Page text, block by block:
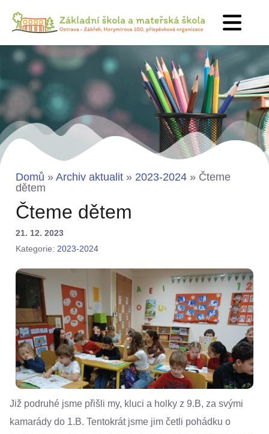
Domů » Archiv aktualit » 2023-2024 » Čteme
dětem
Čteme dětem
21. 12. 2023
Kategorie: 2023-2024
Již podruhé jsme přišli my, kluci a holky z 9.B, za svými
kamarády do 1.B. Tentokrát jsme jim četli pohádku o